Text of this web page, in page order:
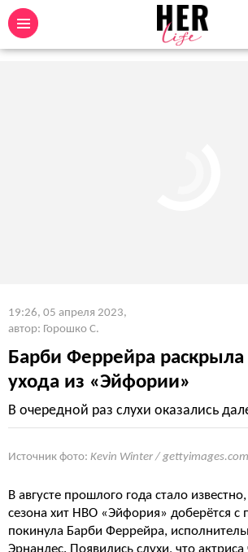
19:26, 05 апреля 2023,
автор: Горошко С.
Барби Феррейра
ухода из «Эйфории»
В очередной раз слухи оказались
Источник фото: Kevin Winter / gettyimages.com
В августе прошлого года стало
сезона хит HBO «Эйфория» доберётся с
покинула Барби Феррейра,
Эрнандес. Появились слухи, что актриса